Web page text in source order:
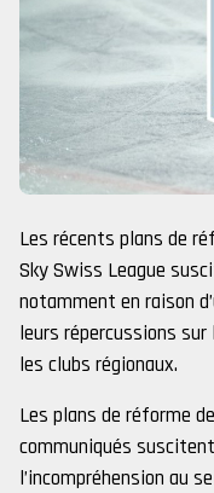
Les récents plans de
Sky Swiss League
notamment en raison
leurs répercussions
les clubs régionaux.
Les plans de réforme
communiqués
l’incompréhension au